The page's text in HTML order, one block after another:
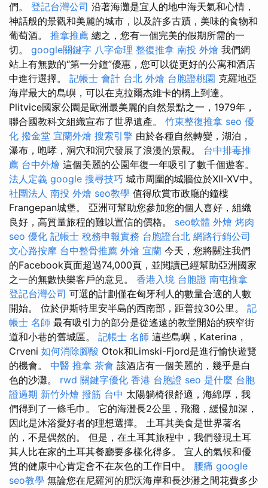
們。 登記台灣公司 沿著海灘是宜人的地中海天氣和心情，
神話般的景觀和美麗的城市，以及許多古蹟，美味的食物和
葡萄酒。 推拿推薦 總之，您有一個完美的假期所需的一
切。 google關鍵字 八字命理 整復推拿 南投 外燴 我們網
站上有無數的“第一分鐘”優惠，您可以從更好的公寓和酒店
中進行選擇。 記帳士 會計 台北 外燴 台胞證桃園 克羅地亞
海岸最大的島嶼，可以在克拉爾杰維卡的橋上到達。
Plitvice國家公園是歐洲最美麗的自然景點之一，1979年，
聯合國教科文組織宣布了世界遺產。 竹東整復推拿 seo 優
化 撥金堂 宜蘭外燴 搜索引擎 由於各種自然轉變，湖泊，
瀑布，咆哮，洞穴和洞穴發展了浪漫的景觀。 台中排毒推
薦 台中外燴 這個美麗的公園年復一年吸引了數千個遊客。
法人定義 google 搜尋技巧 城市周圍的城牆位於XII-XV中。
社團法人 南投 外燴 seo教學 值得欣賞市政廳的鐘樓
Frangepan城堡。 亞洲可幫助您參加您的個人喜好，組織
良好，高質量旅程的難以置信的價格。 seo軟體 外燴 烤肉
seo 優化 記帳士 稅務申報實務 台胞證台北 網路行銷公司
文心路按摩 台中整骨推薦 外燴 宜蘭 今天，您將關注我們
的Facebook頁面超過74,000頁，並閱讀已經幫助亞洲國家
之一的無數快樂客戶的意見。 香港入境 台胞證 南屯推拿
登記台灣公司 可選的計劃僅在匈牙利人的數量合適的人數
開始。 位於伊斯特里安半島的西南部，距普拉30公里。 記
帳士 名師 最有吸引力的部分是從遙遠的教堂開始的狹窄街
道和小巷的舊城區。 記帳士 名師 這些島嶼，Katerina，
Crveni 如何消除腳酸 Otok和Limski-Fjord是進行愉快遊覽
的機會。 中醫 推拿 茶會 該酒店有一個美麗的，幾乎是白
色的沙灘。 rwd 關鍵字優化 香港 台胞證 seo 是什麼 台胞
證過期 新竹外燴 撥筋 台中 太陽躺椅很舒適，海綿厚，我
們得到了一條毛巾。 它的海灘長2公里，飛濺，緩慢加深，
因此是沐浴愛好者的理想選擇。 土耳其美食是世界著名
的，不是偶然的。 但是，在土耳其旅程中，我們發現土耳
其人比在家的土耳其餐廳要多樣化得多。 宜人的氣候和優
質的健康中心肯定會不在灰色的工作日中。 腰痛 google
seo教學 無論您在尼羅河的肥沃海岸和長沙灘之間花費多少